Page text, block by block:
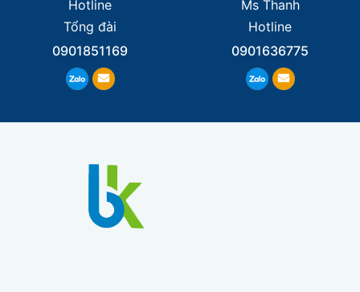
Hotline
Tổng đài
0901851169
Ms Thanh
Hotline
0901636775